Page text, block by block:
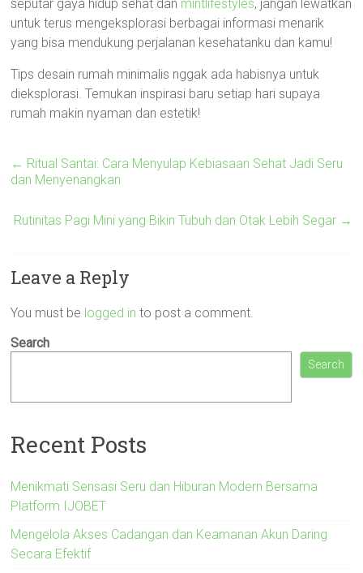
seputar gaya hidup sehat dan mintlifestyles, jangan lewatkan
untuk terus mengeksplorasi berbagai informasi menarik
yang bisa mendukung perjalanan kesehatanku dan kamu!
Tips desain rumah minimalis nggak ada habisnya untuk
dieksplorasi. Temukan inspirasi baru setiap hari supaya
rumah makin nyaman dan estetik!
← Ritual Santai: Cara Menyulap Kebiasaan Sehat Jadi Seru
dan Menyenangkan
Rutinitas Pagi Mini yang Bikin Tubuh dan Otak Lebih Segar →
Leave a Reply
You must be logged in to post a comment.
Search
Search
Recent Posts
Menikmati Sensasi Seru dan Hiburan Modern Bersama
Platform IJOBET
Mengelola Akses Cadangan dan Keamanan Akun Daring
Secara Efektif